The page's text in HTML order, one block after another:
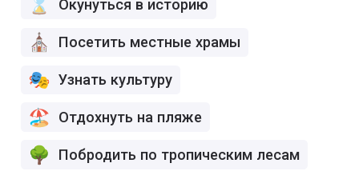
Окунуться в историю
Посетить местные храмы
Узнать культуру
Отдохнуть на пляже
Побродить по тропическим лесам